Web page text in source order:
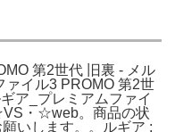
第2世代 旧裏 - メル
ァイル3 PROMO 第2世
ア_プレミアムファイ
・☆web。商品の状
いします。。ルギア :